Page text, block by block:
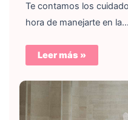
Te contamos los
hora de manejarte en la…
Leer más »